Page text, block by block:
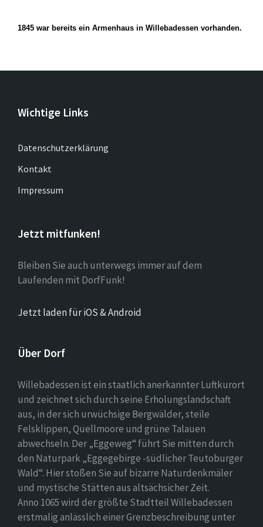
1845 war bereits ein Armenhaus in Willebadessen vorhanden.
Wichtige Links
Datenschutzerklärung
Kontakt
Impressum
Jetzt mitfunken!
Bleiben Sie auch unterwegs immer auf dem
Laufenden mit DorfFunk!
Jetzt laden für iOS & Android
Über Dorf
Willebadessen ist ein staatlich anerkannter Luftkurort
und zeichnet sich durch seine Erholungslandschaft
aus, in der sich urwüchsige Bergwälder, steile
Felsklippen, Quellmoore und grüne Talauen
abwechseln. Der „Eggeweg“ führt Sie mitten durch
den Naturpark „Eggegebirge -südlicher Teutoburger
Wald“. Hier stoßen Sie auf bizarre Naturdenkmäler
und mystische Stätten aus altsächsicher Zeit.
Anno 1065 wird der größte Stadtteil Willebadessen
erstmalig anlässlich einer Grenzbeschreibung unter